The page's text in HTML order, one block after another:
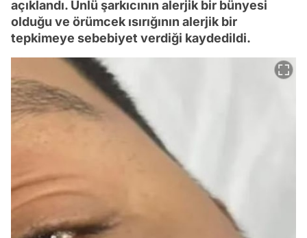
açıklandı. Ünlü şarkıcının alerjik bir bünyesi
olduğu ve örümcek ısırığının alerjik bir
tepkimeye sebebiyet verdiği kaydedildi.